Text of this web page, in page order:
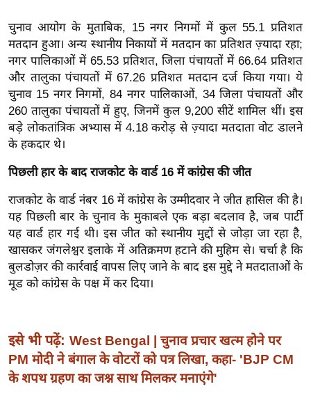
ख्सि
य
त
यं
ग
इं
डि
हि
त्य
ज
ग
त
ऑ
व
र्ल्ड
ज
चुनाव आयोग के मुताबिक, 15 नगर निगमों में कुल 55.1 प्रतिशत
मतदान हुआ। अन्य स्थानीय निकायों में मतदान का प्रतिशत ज़्यादा रहा;
नगर पालिकाओं में 65.53 प्रतिशत, जिला पंचायतों में 66.64 प्रतिशत
और तालुका पंचायतों में 67.26 प्रतिशत मतदान दर्ज किया गया। ये
चुनाव 15 नगर निगमों, 84 नगर पालिकाओं, 34 जिला पंचायतों और
260 तालुका पंचायतों में हुए, जिनमें कुल 9,200 सीटें शामिल थीं। इस
बड़े लोकतांत्रिक अभ्यास में 4.18 करोड़ से ज़्यादा मतदाता वोट डालने
के हकदार थे।
पिछली हार के बाद राजकोट के वार्ड 16 में कांग्रेस की जीत
राजकोट के वार्ड नंबर 16 में कांग्रेस के उम्मीदवार ने जीत हासिल की है।
यह पिछली बार के चुनाव के मुकाबले एक बड़ा बदलाव है, जब पार्टी
यह वार्ड हार गई थी। इस जीत को स्थानीय मुद्दों से जोड़ा जा रहा है,
खासकर जंगलेश्वर इलाके में अतिक्रमण हटाने की मुहिम से। चर्चा है कि
बुलडोज़र की कार्रवाई वापस लिए जाने के बाद इस मुद्दे ने मतदाताओं के
मूड को कांग्रेस के पक्ष में कर दिया।
इसे भी पढ़ें: West Bengal | चुनाव प्रचार खत्म होने पर
PM मोदी ने बंगाल के वोटरों को पत्र लिखा, कहा- 'BJP CM
के शपथ ग्रहण का जश्न साथ मिलकर मनाएंगे'